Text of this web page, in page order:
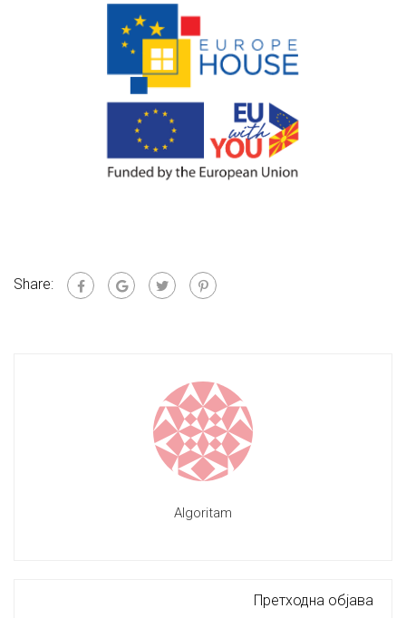
Share:
Algoritam
Претходна објава